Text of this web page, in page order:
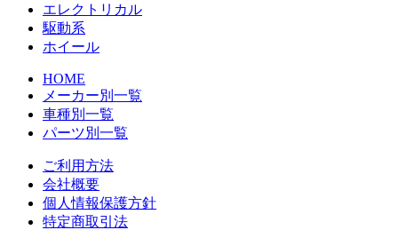
エレクトリカル
駆動系
ホイール
HOME
メーカー別一覧
車種別一覧
パーツ別一覧
ご利用方法
会社概要
個人情報保護方針
特定商取引法